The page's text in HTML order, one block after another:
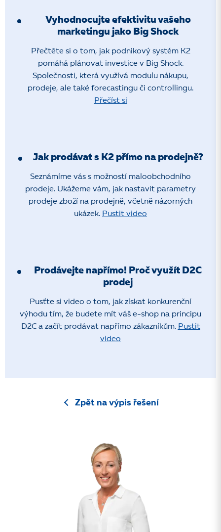
Vyhodnocujte efektivitu vašeho
marketingu jako Big Shock
Přečtěte si o tom, jak podnikový systém K2
pomáhá plánovat investice v Big Shock.
Společnosti, která využívá modulu nákupu,
prodeje, ale také forecastingu či controllingu.
Přečíst si
Jak prodávat s K2 přímo na prodejně?
Seznámíme vás s možností maloobchodního
prodeje. Ukážeme vám, jak nastavit parametry
prodeje zboží na prodejně, včetně názorných
ukázek. Pustit video
Prodávejte napřímo! Proč využít D2C
prodej
Pusťte si video o tom, jak získat konkurenční
výhodu tím, že budete mít váš e-shop na principu
D2C a začít prodávat napřímo zákazníkům. Pustit
video
Zpět na výpis řešení